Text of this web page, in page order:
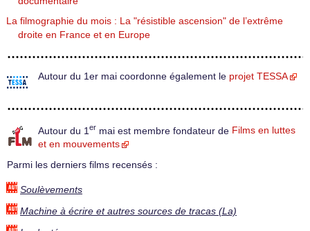
La filmographie du mois : La "résistible ascension" de l’extrême
droite en France et en Europe
Autour du 1er mai coordonne également le projet TESSA
Autour du 1 er mai est membre fondateur de Films en luttes
et en mouvements
Parmi les derniers films recensés :
Soulèvements
Machine à écrire et autres sources de tracas (La)